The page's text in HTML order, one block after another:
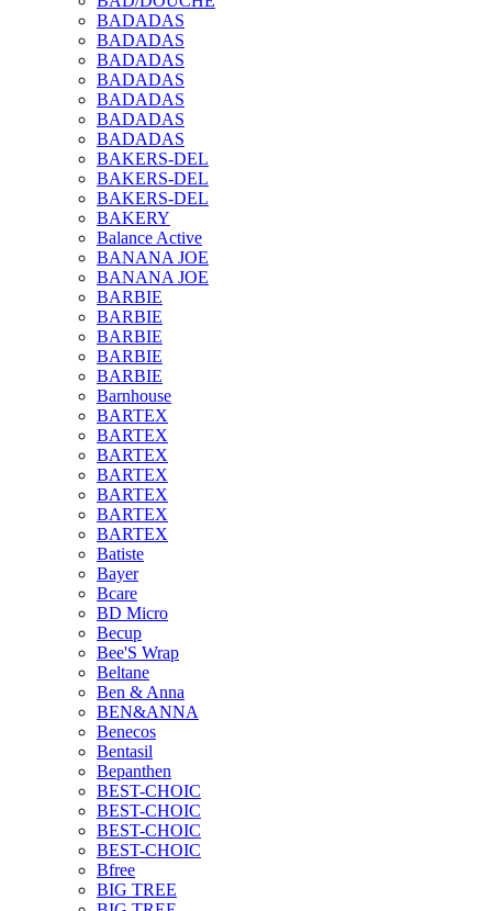
BADADAS
BADADAS
BADADAS
BADADAS
BADADAS
BADADAS
BADADAS
BAKERS-DEL
BAKERS-DEL
BAKERS-DEL
BAKERY
Balance Active
BANANA JOE
BANANA JOE
BARBIE
BARBIE
BARBIE
BARBIE
BARBIE
Barnhouse
BARTEX
BARTEX
BARTEX
BARTEX
BARTEX
BARTEX
BARTEX
Batiste
Bayer
Bcare
BD Micro
Becup
Bee'S Wrap
Beltane
Ben & Anna
BEN&ANNA
Benecos
Bentasil
Bepanthen
BEST-CHOIC
BEST-CHOIC
BEST-CHOIC
BEST-CHOIC
Bfree
BIG TREE